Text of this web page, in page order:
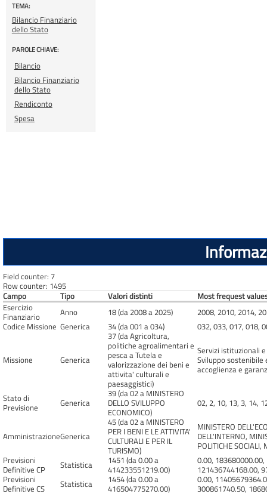
TEMA:
Bilancio Finanziario
dello Stato
PAROLE CHIAVE:
Bilancio
Bilancio Finanziario
dello Stato
Rendiconto
Spesa
Field counter: 7
Row counter: 1495
Campo
Tipo Valori distinti
Most frequest
Esercizio
Finanziario
Anno 18 (da 2008 a 2025)
2008, 2010, 2014,
Codice Missione Generica 34 (da 001 a 034) 032, 033, 017, 018,
Missione Generica
37 (da Agricoltura,
politiche agroalimentari e
pesca a Tutela e
valorizzazione dei beni e
attivita' culturali e
paesaggistici)
Servizi istituzionali
Sviluppo
accoglienza e
Stato di
Previsione
Generica
39 (da 02 a MINISTERO
DELLO SVILUPPO
ECONOMICO)
02, 2, 10, 13, 3, 14,
AmministrazioneGenerica
45 (da 02 a MINISTERO
PER I BENI E LE ATTIVITA'
CULTURALI E PER IL
TURISMO)
MINISTERO
DELL'INTERNO,
POLITICHE SOCIALI,
Previsioni
Definitive CP
Statistica
1451 (da 0.00 a
414233551219.00)
0.00,
121436744168.00,
Previsioni
Definitive CS
Statistica
1454 (da 0.00 a
416504775270.00)
0.00,
300861740.50,